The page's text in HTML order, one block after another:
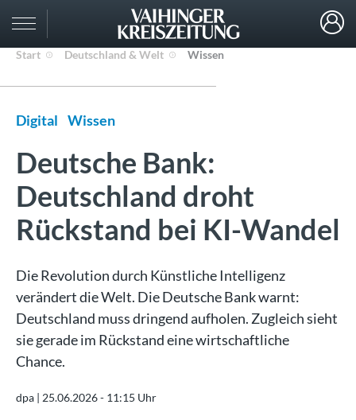
Start Deutschland & Welt Wissen
Digital Wissen
Deutsche Bank:
Deutschland droht
Rückstand bei KI-Wandel
Die Revolution durch Künstliche Intelligenz
verändert die Welt. Die Deutsche Bank warnt:
Deutschland muss dringend aufholen. Zugleich sieht
sie gerade im Rückstand eine wirtschaftliche
Chance.
dpa | 25.06.2026 - 11:15 Uhr